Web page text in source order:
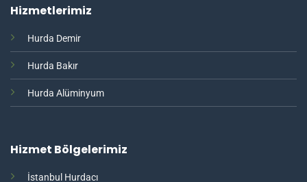
Hizmetlerimiz
Hurda Demir
Hurda Bakır
Hurda Alüminyum
Hizmet Bölgelerimiz
İstanbul Hurdacı